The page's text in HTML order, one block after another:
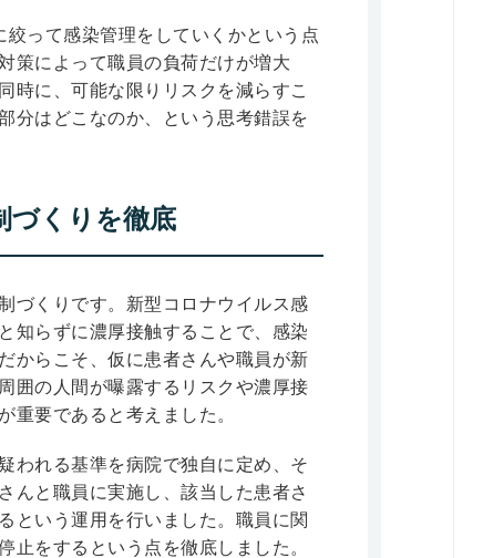
って感染管理をしていくかという点
策によって職員の負荷だけが増大
時に、可能な限りリスクを減らすこ
分はどこなのか、という思考錯誤を
づくりを徹底
づくりです。新型コロナウイルス感
知らずに濃厚接触することで、感染
からこそ、仮に患者さんや職員が新
囲の人間が曝露するリスクや濃厚接
重要であると考えました。
われる基準を病院で独自に定め、そ
んと職員に実施し、該当した患者さ
という運用を行いました。職員に関
止をするという点を徹底しました。